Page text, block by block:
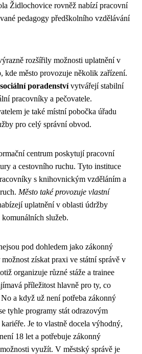
Židlochovice rovněž nabízí pracovní
pedagogy předškolního vzdělávání
rozšířily možnosti uplatnění v
kde město provozuje několik zařízení.
poradenstvívytvářejí stabilní
pracovníky a pečovatele.
je také místní pobočka úřadu
pro celý správní obvod.
centrum poskytují pracovní
a cestovního ruchu. Tyto instituce
s knihovnickým vzděláním a
Město také provozuje vlastní
uplatnění v oblasti údržby
služeb.
pod dohledem jako zákonný
možnost získat praxi ve státní správě v
organizuje různé stáže a trainee
příležitost hlavně pro ty, co
a když už není potřeba zákonný
tyhle programy stát odrazovým
Je to vlastně docela výhodný,
18 let a potřebuje zákonný
využít. V městský správě je